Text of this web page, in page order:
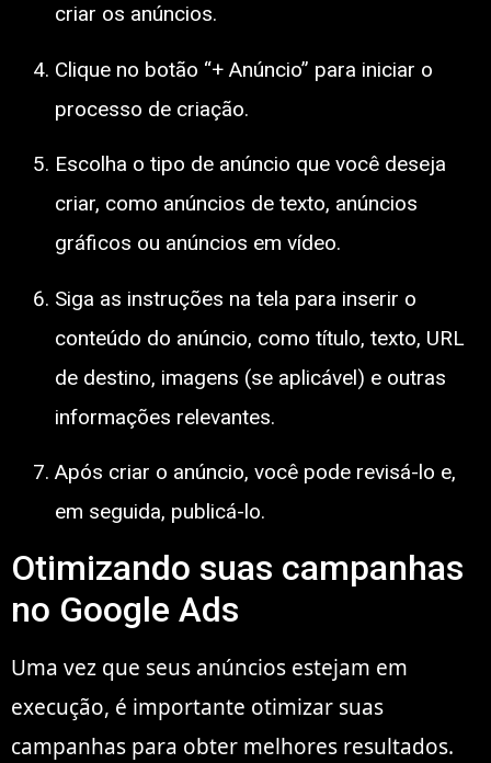
criar os anúncios.
Clique no botão “+ Anúncio” para iniciar o
processo de criação.
Escolha o tipo de anúncio que você deseja
criar, como anúncios de texto, anúncios
gráficos ou anúncios em vídeo.
Siga as instruções na tela para inserir o
conteúdo do anúncio, como título, texto, URL
de destino, imagens (se aplicável) e outras
informações relevantes.
Após criar o anúncio, você pode revisá-lo e,
em seguida, publicá-lo.
Otimizando suas campanhas
no Google Ads
Uma vez que seus anúncios estejam em
execução, é importante otimizar suas
campanhas para obter melhores resultados.